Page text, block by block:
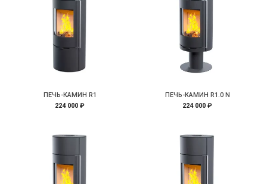
ПЕЧЬ-КАМИН R1
224 000 ₽
ПЕЧЬ-КАМИН R1.0 N
224 000 ₽